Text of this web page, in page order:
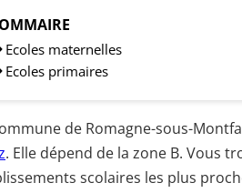
Ecoles maternelles
Ecoles primaires
de Romagne-sous-
. Elle dépend de la zone B. Vous
scolaires les plus